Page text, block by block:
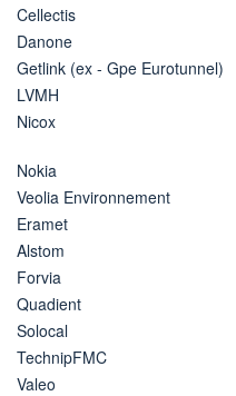
Cellectis
Danone
Getlink (ex - Gpe Eurotunnel)
LVMH
Nicox
Nokia
Veolia Environnement
Eramet
Alstom
Forvia
Quadient
Solocal
TechnipFMC
Valeo